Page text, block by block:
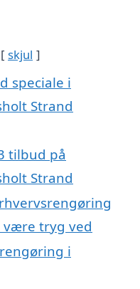
skjul
speciale i
Strand
tilbud på
Strand
være tryg ved
i